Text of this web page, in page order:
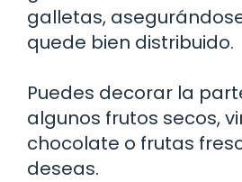
galletas,
quede bien distribuido.
Puedes decorar la
algunos frutos secos,
chocolate o frutas
deseas.